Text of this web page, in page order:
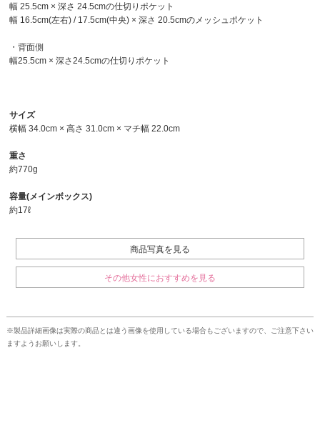
幅 25.5cm × 深さ 24.5cmの仕切りポケット
幅 16.5cm(左右) / 17.5cm(中央) × 深さ 20.5cmのメッシュポケット
・背面側
幅25.5cm × 深さ24.5cmの仕切りポケット
サイズ
横幅 34.0cm × 高さ 31.0cm × マチ幅 22.0cm
重さ
約770g
容量(メインボックス)
約17ℓ
商品写真を見る
その他女性におすすめを見る
※製品詳細画像は実際の商品とは違う画像を使用している場合もございますので、ご注意下さい
ますようお願いします。